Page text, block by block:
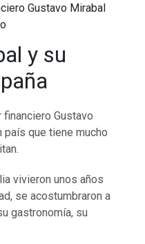
Gustavo Mirabal
y su
Gustavo
país que tiene mucho
vivieron unos años
se acostumbraron a
gastronomía, su